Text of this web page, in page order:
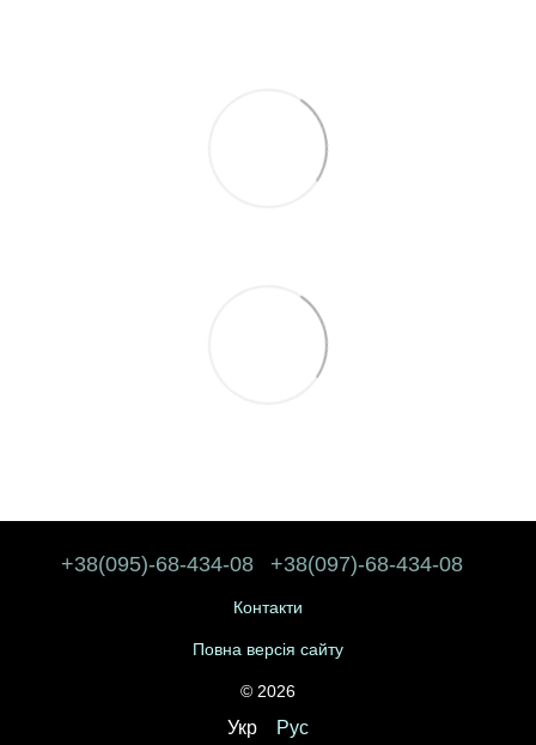
+38(095)-68-434-08 +38(097)-68-434-08
Контакти
Повна версія сайту
© 2026
Укр Рус